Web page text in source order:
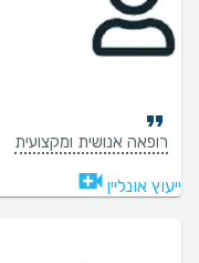
רופאה אנושית ומקצועית
ייעוץ אונליין